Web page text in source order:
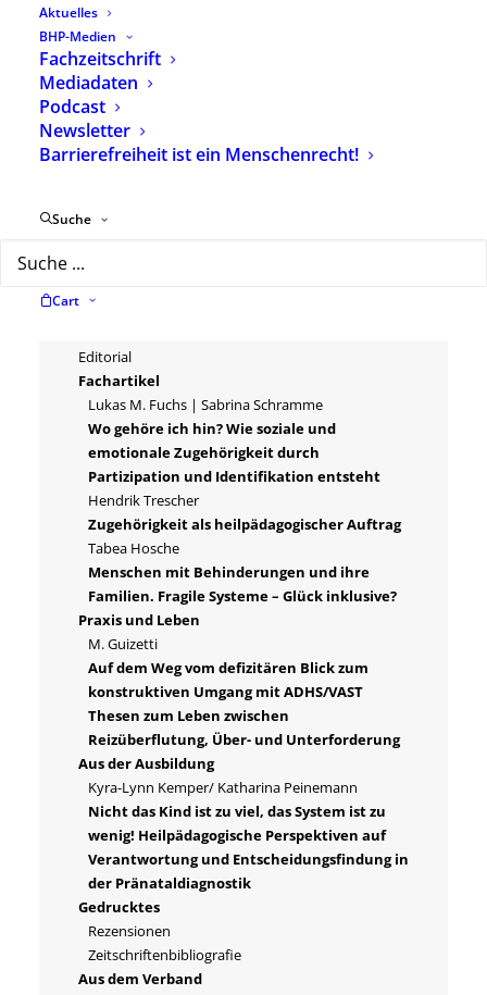
Aktuelles
BHP-Medien
Fachzeitschrift
Mediadaten
Podcast
Newsletter
Barrierefreiheit ist ein Menschenrecht!
Suche
Cart
Beschreibung
Fachzeitschrift
heilpaedagogik.de
„Zugehörigkeit als
erschienen: 22. April 2026
Editorial
Fachartikel
Lukas M. Fuchs | Sabrina Schramme
Wo gehöre ich hin? Wie soziale und
emotionale Zugehörigkeit durch
Partizipation und Identifikation entsteht
Hendrik Trescher
Zugehörigkeit als heilpädagogischer Auftrag
Tabea Hosche
Menschen mit Behinderungen und ihre
Familien. Fragile Systeme – Glück inklusive?
Praxis und Leben
M. Guizetti
Auf dem Weg vom defizitären Blick zum
konstruktiven Umgang mit ADHS/VAST
Thesen zum Leben zwischen
Reizüberflutung, Über- und Unterforderung
Aus der Ausbildung
Kyra-Lynn Kemper/ Katharina Peinemann
Nicht das Kind ist zu viel, das System ist zu
wenig! Heilpädagogische Perspektiven auf
Verantwortung und Entscheidungsfindung in
der Pränataldiagnostik
Gedrucktes
Rezensionen
Zeitschriftenbibliografie
Aus dem Verband